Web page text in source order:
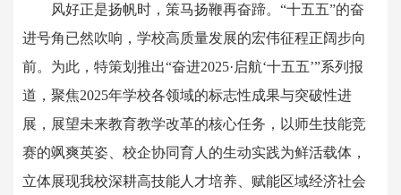
风好正是扬帆时，策马扬鞭再奋蹄。“十五五”的奋
进号角已然吹响，学校高质量发展的宏伟征程正阔步向
前。为此，特策划推出“奋进2025·启航‘十五五’”系列报
道，聚焦2025年学校各领域的标志性成果与突破性进
展，展望未来教育教学改革的核心任务，以师生技能竞
赛的飒爽英姿、校企协同育人的生动实践为鲜活载体，
立体展现我校深耕高技能人才培养、赋能区域经济社会